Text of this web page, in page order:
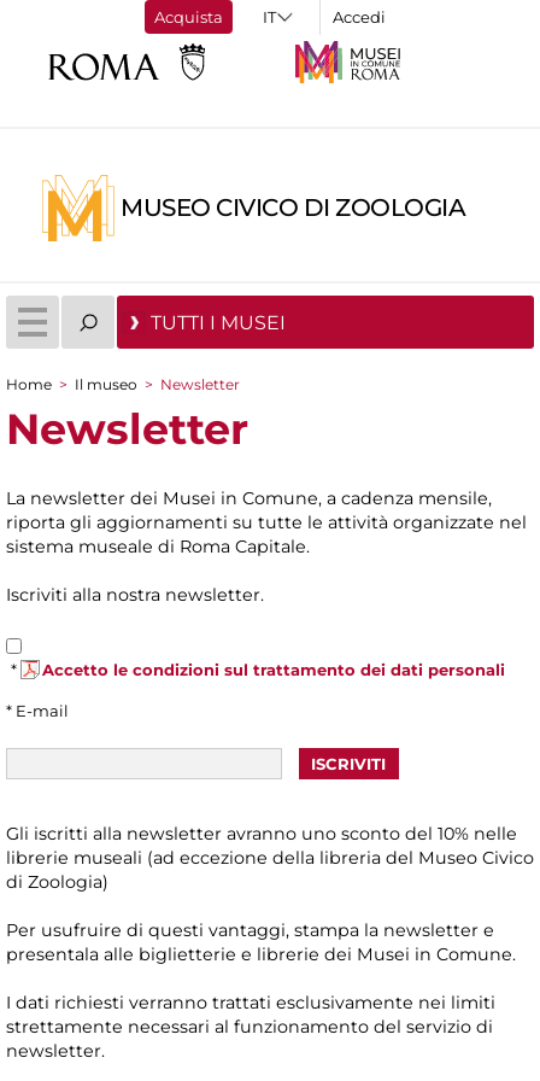
Acquista Accedi
MUSEO CIVICO DI ZOOLOGIA
TUTTI I MUSEI
Tu sei qui
Home > Il museo > Newsletter
Newsletter
La newsletter dei Musei in Comune, a cadenza mensile,
riporta gli aggiornamenti su tutte le attività organizzate nel
sistema museale di Roma Capitale.
Iscriviti alla nostra newsletter.
* Accetto le condizioni sul trattamento dei dati personali
* E-mail
Gli iscritti alla newsletter avranno uno sconto del 10% nelle
librerie museali (ad eccezione della libreria del Museo Civico
di Zoologia)
Per usufruire di questi vantaggi, stampa la newsletter e
presentala alle biglietterie e librerie dei Musei in Comune.
I dati richiesti verranno trattati esclusivamente nei limiti
strettamente necessari al funzionamento del servizio di
newsletter.